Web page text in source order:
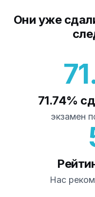
Они уже
71.74%
экзамен
Нас